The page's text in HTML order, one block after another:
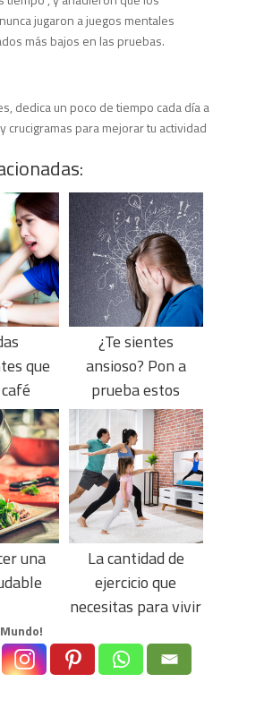
jugaron a juegos mentales
más bajos en las pruebas.
dedica un poco de tiempo cada día a
crucigramas para mejorar tu actividad
que
¿Te sientes
ansioso? Pon a
prueba estos
consejos a tu dieta
diaria para
encontrar la calma
una
La cantidad de
ejercicio que
necesitas para vivir